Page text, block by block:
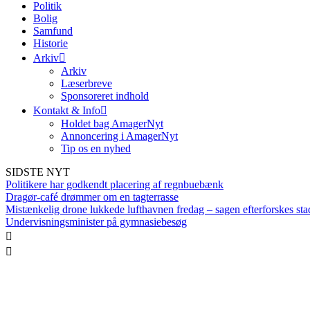
Politik
Bolig
Samfund
Historie
Arkiv
Arkiv
Læserbreve
Sponsoreret indhold
Kontakt & Info
Holdet bag AmagerNyt
Annoncering i AmagerNyt
Tip os en nyhed
SIDSTE NYT
Politikere har godkendt placering af regnbuebænk
Dragør-café drømmer om en tagterrasse
Mistænkelig drone lukkede lufthavnen fredag – sagen efterforskes
Undervisningsminister på gymnasiebesøg